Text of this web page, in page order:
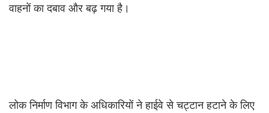
वाहनों का दबाव और बढ़ गया है।
लोक निर्माण विभाग के अधिकारियों ने हाईवे से चट्टान हटाने के लिए